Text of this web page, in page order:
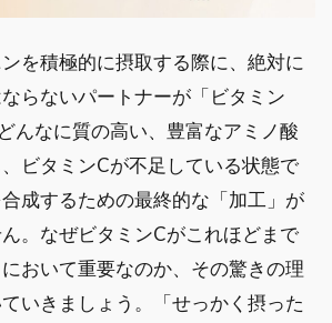
を積極的に摂取する際に、絶対に
らないパートナーが「ビタミン
んなに質の高い、豊富なアミノ酸
ビタミンCが不足している状態で
成するための最終的な「加工」が
。なぜビタミンCがこれほどまで
おいて重要なのか、その驚きの理
いきましょう。「せっかく摂った